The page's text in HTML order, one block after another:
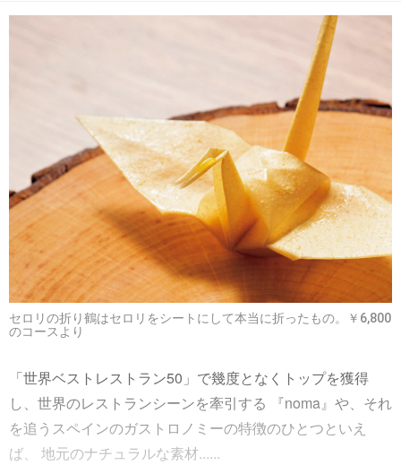
セロリの折り鶴はセロリをシートにして本当に折ったもの。￥6,800
のコースより
「世界ベストレストラン50」で幾度となくトップを獲得
し、世界のレストランシーンを牽引する 『noma』や、それ
を追うスペインのガストロノミーの特徴のひとつといえ
ば、 地元のナチュラルな素材......